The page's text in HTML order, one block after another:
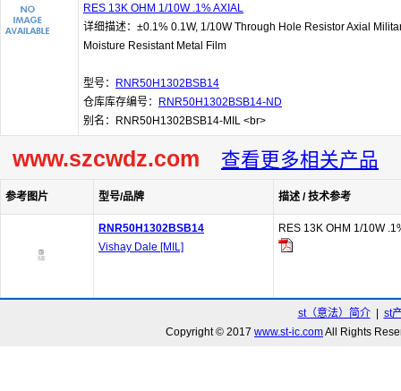
RES 13K OHM 1/10W .1% AXIAL
详细描述：±0.1% 0.1W, 1/10W Through Hole Resistor Axial
Moisture Resistant Metal Film
型号：
RNR50H1302BSB14
仓库库存编号：
RNR50H1302BSB14-ND
别名：RNR50H1302BSB14-MIL <br>
www.szcwdz.com 查看更多相关产品
参考图片 型号/品牌 描述 / 技术参考
RNR50H1302BSB14
Vishay Dale [MIL]
RES 13K OHM 1/10W
st（意法）简介| st
Copyright © 2017 www.st-ic.comAll Rights